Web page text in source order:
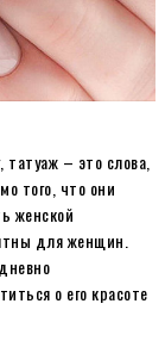
– это слова,
того, что они
женской
для женщин.
о его красоте